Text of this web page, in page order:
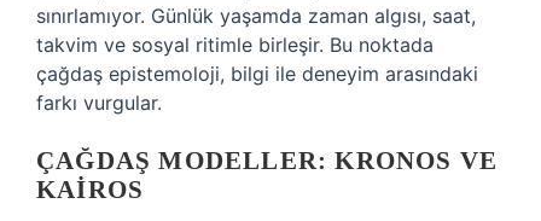
sınırlamıyor. Günlük yaşamda zaman algısı, saat,
takvim ve sosyal ritimle birleşir. Bu noktada
çağdaş epistemoloji, bilgi ile deneyim arasındaki
farkı vurgular.
ÇAĞDAŞ MODELLER: KRONOS VE
KAIROS